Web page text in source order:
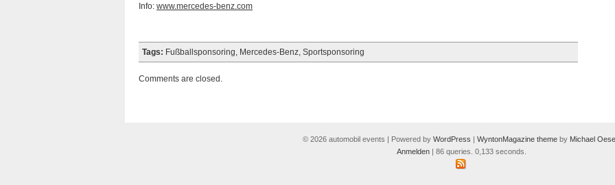
Info: www.mercedes-benz.com
Tags: Fußballsponsoring, Mercedes-Benz, Sportsponsoring
Comments are closed.
© 2026 automobil events | Powered by WordPress | WyntonMagazine theme by Michael
Anmelden| 86 queries. 0,133 seconds.